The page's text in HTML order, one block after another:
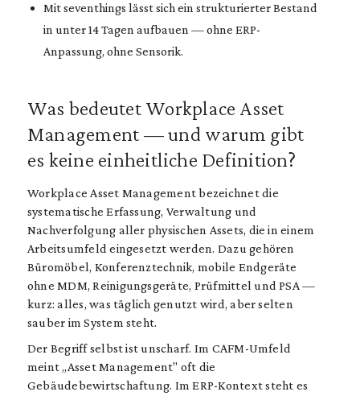
Mit seventhings lässt sich ein strukturierter Bestand
in unter 14 Tagen aufbauen — ohne ERP-
Anpassung, ohne Sensorik.
Was bedeutet Workplace Asset
Management — und warum gibt
es keine einheitliche Definition?
Workplace Asset Management bezeichnet die
systematische Erfassung, Verwaltung und
Nachverfolgung aller physischen Assets, die in einem
Arbeitsumfeld eingesetzt werden. Dazu gehören
Büromöbel, Konferenztechnik, mobile Endgeräte
ohne MDM, Reinigungsgeräte, Prüfmittel und PSA —
kurz: alles, was täglich genutzt wird, aber selten
sauber im System steht.
Der Begriff selbst ist unscharf. Im CAFM-Umfeld
meint „Asset Management" oft die
Gebäudebewirtschaftung. Im ERP-Kontext steht es